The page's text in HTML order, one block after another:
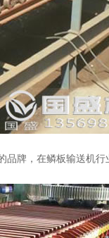
牌，在鳞板输送机行